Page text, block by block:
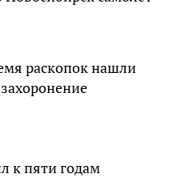
раскопок нашли
к пяти годам